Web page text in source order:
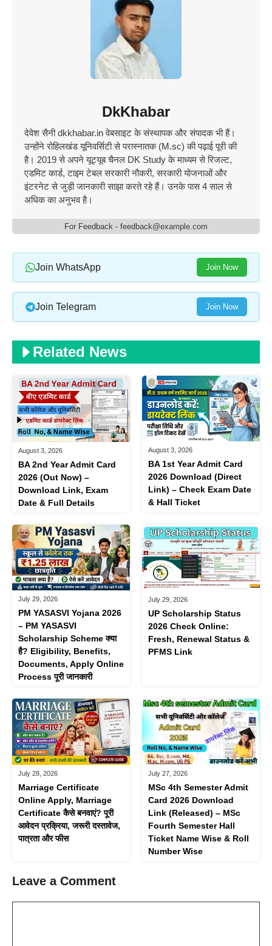
DkKhabar
देवेश सैनी dkkhabar.in वेबसाइट के संस्थापक और संपादक भी हैं।
उन्होंने रोहिलखंड यूनिवर्सिटी से परास्नातक (M.sc) की पढ़ाई पूरी की
है। 2019 से अपने यूट्यूब चैनल DK Study के माध्यम से रिजल्ट,
एडमिट कार्ड, टाइम टेबल सरकारी नौकरी, सरकारी योजनाओं और
इंटरनेट से जुड़ी जानकारी साझा करते रहे हैं। उनके पास 4 साल से
अधिक का अनुभव है।
For Feedback - feedback@example.com
Join WhatsApp Join Now
Join Telegram Join Now
Related News
August 3, 2026
BA 2nd Year Admit Card
2026 (Out Now) –
Download Link, Exam
Date & Full Details
August 3, 2026
BA 1st Year Admit Card
2026 Download (Direct
Link) – Check Exam Date
& Hall Ticket
July 29, 2026
PM YASASVI Yojana 2026
– PM YASASVI
Scholarship Scheme क्या
है? Eligibility, Benefits,
Documents, Apply Online
Process पूरी जानकारी
July 29, 2026
UP Scholarship Status
2026 Check Online:
Fresh, Renewal Status &
PFMS Link
July 28, 2026
Marriage Certificate
Online Apply, Marriage
Certificate कैसे बनवाएं? पूरी
आवेदन प्रक्रिया, जरूरी दस्तावेज,
पात्रता और फीस
July 27, 2026
MSc 4th Semester Admit
Card 2026 Download
Link (Released) – MSc
Fourth Semester Hall
Ticket Name Wise & Roll
Number Wise
Leave a Comment